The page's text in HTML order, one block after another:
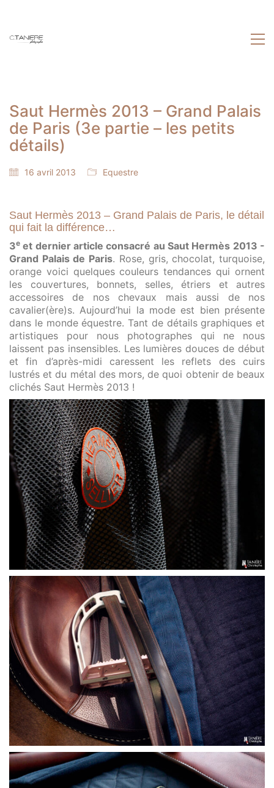
Saut Hermès 2013 – Grand Palais
de Paris (3e partie – les petits
détails)
16 avril 2013 Equestre
Saut Hermès 2013 – Grand Palais de Paris, le détail
qui fait la différence…
3e et dernier article consacré au Saut Hermès 2013 -
Grand Palais de Paris. Rose, gris, chocolat, turquoise,
orange voici quelques couleurs tendances qui ornent
les couvertures, bonnets, selles, étriers et autres
accessoires de nos chevaux mais aussi de nos
cavalier(ère)s. Aujourd’hui la mode est bien présente
dans le monde équestre. Tant de détails graphiques et
artistiques pour nous photographes qui ne nous
laissent pas insensibles. Les lumières douces de début
et fin d’après-midi caressent les reflets des cuirs
lustrés et du métal des mors, de quoi obtenir de beaux
clichés Saut Hermès 2013 !